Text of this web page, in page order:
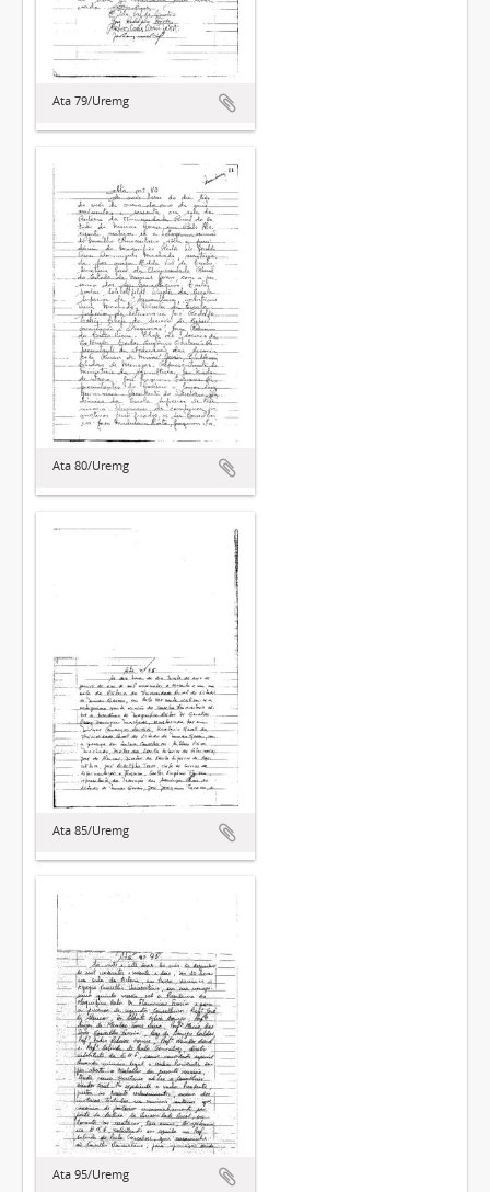
Ata 79/Uremg
Ata 80/Uremg
Ata 85/Uremg
Ata 95/Uremg